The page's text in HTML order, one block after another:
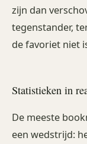
zijn dan
tegenstander,
de favoriet niet
Statistieken in
De meeste
een wedstrijd: